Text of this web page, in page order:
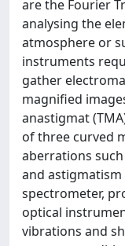
are the Fourier
analysing the
atmosphere or
instruments
gather
magnified
anastigmat
of three curved
aberrations
and
spectrometer,
optical
vibrations and